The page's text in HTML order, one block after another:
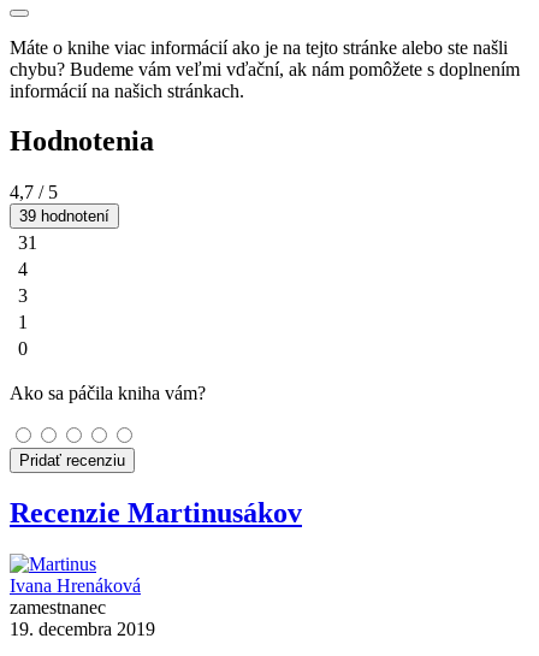
Máte o knihe viac informácií ako je na tejto stránke alebo ste našli
chybu? Budeme vám veľmi vďační, ak nám pomôžete s doplnením
informácií na našich stránkach.
Hodnotenia
4,7 / 5
39 hodnotení
31
4
3
1
0
Ako sa páčila kniha vám?
Pridať recenziu
Recenzie Martinusákov
Ivana Hrenáková
zamestnanec
19. decembra 2019